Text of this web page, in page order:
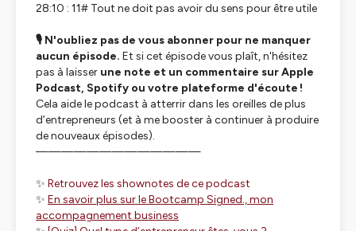
28:10 : 11# Tout ne doit pas avoir du sens pour être utile
🎙️ N'oubliez pas de vous abonner pour ne manquer
aucun épisode. Et si cet épisode vous plaît, n'hésitez
pas à laisser une note et un commentaire sur Apple
Podcast, Spotify ou votre plateforme d'écoute !
Cela aide le podcast à atterrir dans les oreilles de plus
d’entrepreneurs (et à me booster à continuer à produire
de nouveaux épisodes).
—————————————
✨ Retrouvez les shownotes de ce podcast
✨ En savoir plus sur le Bootcamp Signed., mon
accompagnement business